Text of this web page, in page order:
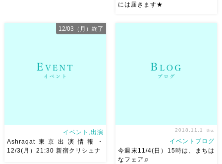
とってもいい天気の中気持ちよ
ぷりあったのですが、最初から
最後までいてくださった […]
やっぱりquo designの田中さ
んにお願いしまし […]
には届きます★
イベント,出演
Ashraqat東京出演情報・
12/3(月）21:30 新宿クリシュナ
12/03（月）終了
2018.11.1 thu.
イベントブログ
今週末11/4(日）15時は、まちは
なフェア♫